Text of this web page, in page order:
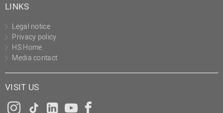
LINKS
Legal notice
Privacy policy
HS Home
Media contact
VISIT US